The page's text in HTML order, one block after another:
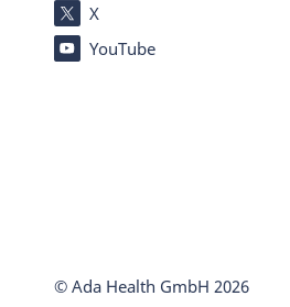
X
YouTube
© Ada Health GmbH 2026